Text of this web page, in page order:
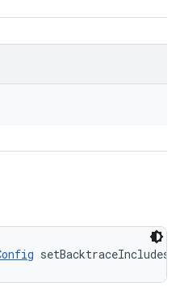
setBacktraceIncludes